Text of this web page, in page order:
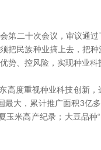
二十次会议，审议通过
把民族种业搞上去，把
势、控风险，实现种业
度重视种业科技创新，
最大，累计推广面积3亿
玉米高产纪录；大豆品种